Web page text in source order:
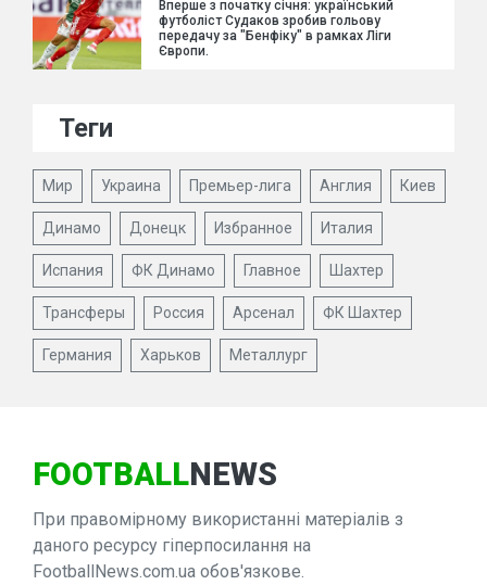
Вперше з початку січня: український
футболіст Судаков зробив гольову
передачу за "Бенфіку" в рамках Ліги
Європи.
Теги
Мир Украина Премьер-лига Англия Киев
Динамо Донецк Избранное Италия
Испания ФК Динамо Главное Шахтер
Трансферы Россия Арсенал ФК Шахтер
Германия Харьков Металлург
FOOTBALLNEWS
При правомірному використанні матеріалів з
даного ресурсу гіперпосилання на
FootballNews.com.ua обов'язкове.